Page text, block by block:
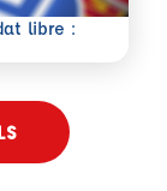
libre :